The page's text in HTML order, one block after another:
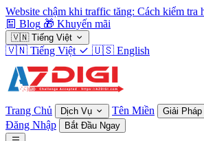
Website chậm khi traffic tăng: Cách kiểm tra
Blog 🎁 Khuyến mãi
🇻🇳 Tiếng Việt
🇻🇳 Tiếng Việt 🇺🇸 English
Trang Chủ Dịch Vụ Tên Miền Giải Pháp
Đăng Nhập Bắt Đầu Ngay